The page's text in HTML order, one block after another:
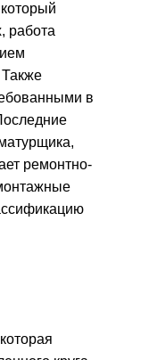
работа
Также
в
ремонтно-